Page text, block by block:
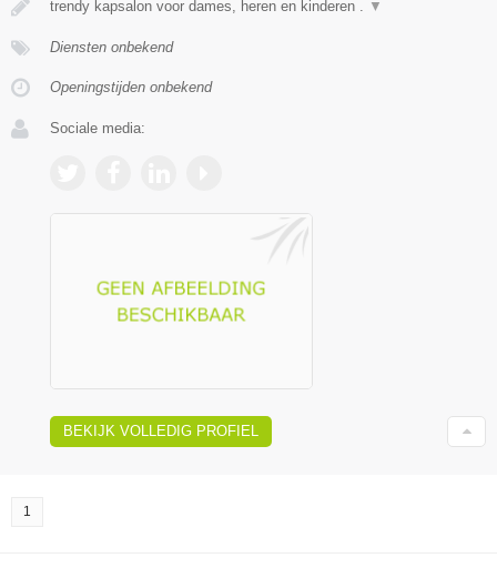
trendy kapsalon voor dames, heren en kinderen . ▼
Diensten onbekend
Openingstijden onbekend
Sociale media:
BEKIJK VOLLEDIG PROFIEL
1